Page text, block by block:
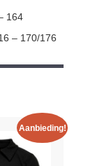
164
– 170/176
Aanbieding!